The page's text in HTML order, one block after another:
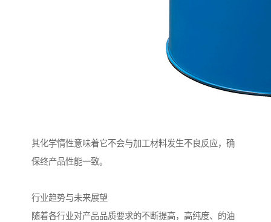
其化学惰性意味着它不会与加工材料发生不良反应，确
保终产品性能一致。
行业趋势与未来展望
随着各行业对产品品质要求的不断提高，高纯度、的油